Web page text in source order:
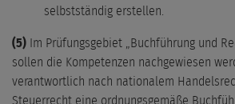
selbstständig erstellen.
(5) Im Prüfungsgebiet „Buchführung und
sollen die Kompetenzen nachgewiesen
verantwortlich nach nationalem
Steuerrecht eine ordnungsgemäße